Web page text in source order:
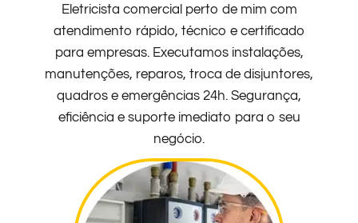
Eletricista comercial perto de mim com
atendimento rápido, técnico e certificado
para empresas. Executamos instalações,
manutenções, reparos, troca de disjuntores,
quadros e emergências 24h. Segurança,
eficiência e suporte imediato para o seu
negócio.